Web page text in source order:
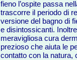
fieno l’ospite passa
trascorre il periodo di
versione del bagno di
e disintossicanti.
meravigliosa cura
prezioso che aiuta le
contatto con la natura,